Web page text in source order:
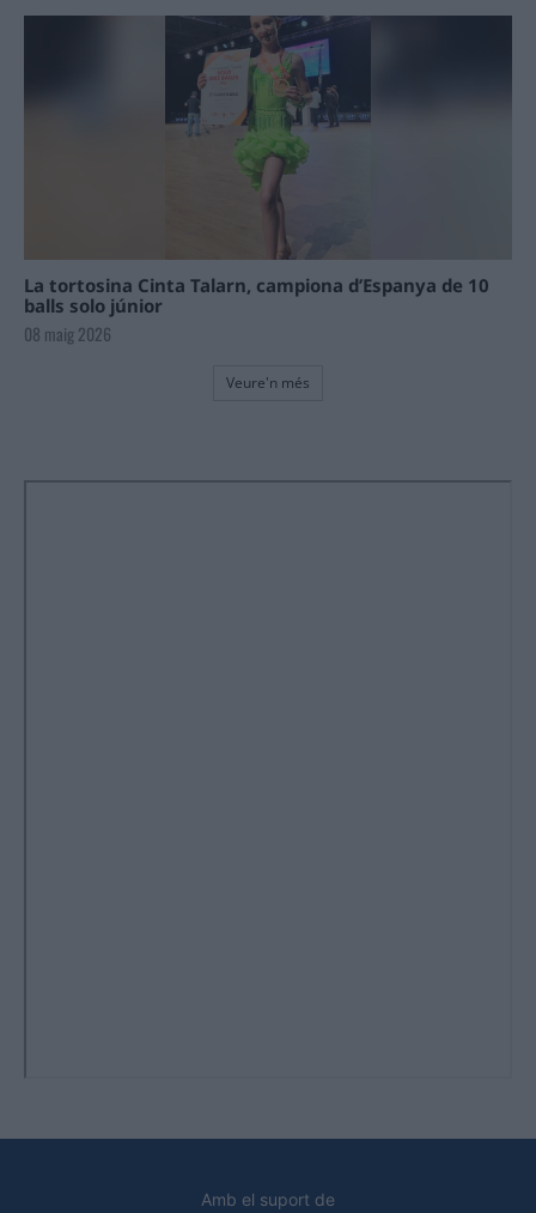
La tortosina Cinta Talarn, campiona d’Espanya de 10
balls solo júnior
08 maig 2026
Veure'n més
Amb el suport de